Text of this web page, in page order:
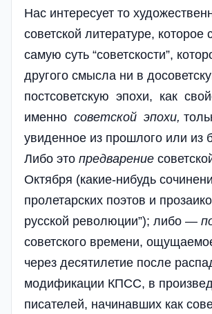
Нас интересует то
советской литературе, которое
самую суть “советскости”,
другого смысла ни в
постсоветскую эпохи, как
именно советской эпохи,
увиденное из прошлого или из
Либо это предварение
Октября (какие-нибудь
пролетарских поэтов и
русской революции”); либо —
советского времени,
через десятилетие после
модификации КПСС, в
писателей, начинавших как